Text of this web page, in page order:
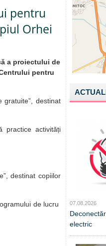
pentru
Orhei
a proiectului de
pentru
gratuite”, destinat
practice activități
destinat copiilor
de lucru
07.08.2026
electric